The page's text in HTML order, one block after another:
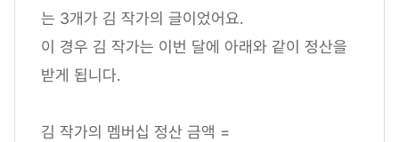
는 3개가 김 작가의 글이었어요.
이 경우 김 작가는 이번 달에 아래와 같이 정산을
받게 됩니다.
김 작가의 멤버십 정산 금액 =